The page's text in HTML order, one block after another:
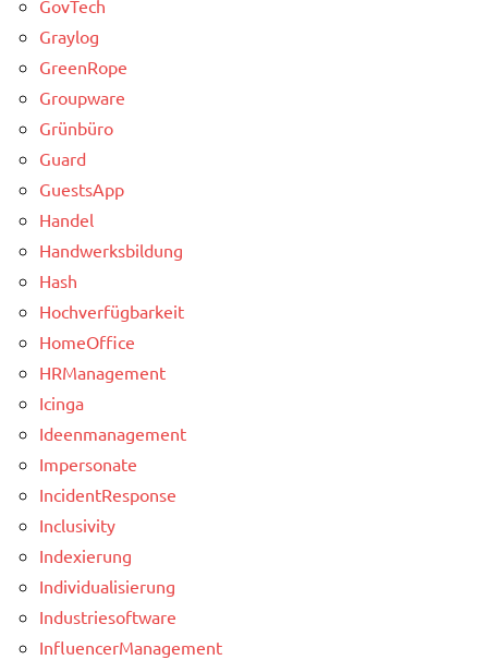
GovTech
Graylog
GreenRope
Groupware
Grünbüro
Guard
GuestsApp
Handel
Handwerksbildung
Hash
Hochverfügbarkeit
HomeOffice
HRManagement
Icinga
Ideenmanagement
Impersonate
IncidentResponse
Inclusivity
Indexierung
Individualisierung
Industriesoftware
InfluencerManagement